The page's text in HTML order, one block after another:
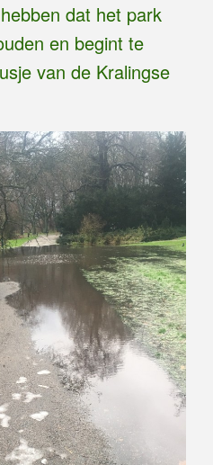
dat het park
en begint te
van de Kralingse